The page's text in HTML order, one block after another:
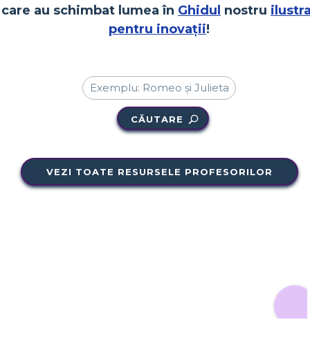
care au schimbat lumea în Ghidul nostru
pentru inovații!
CĂUTARE
VEZI TOATE RESURSELE PROFESORILOR